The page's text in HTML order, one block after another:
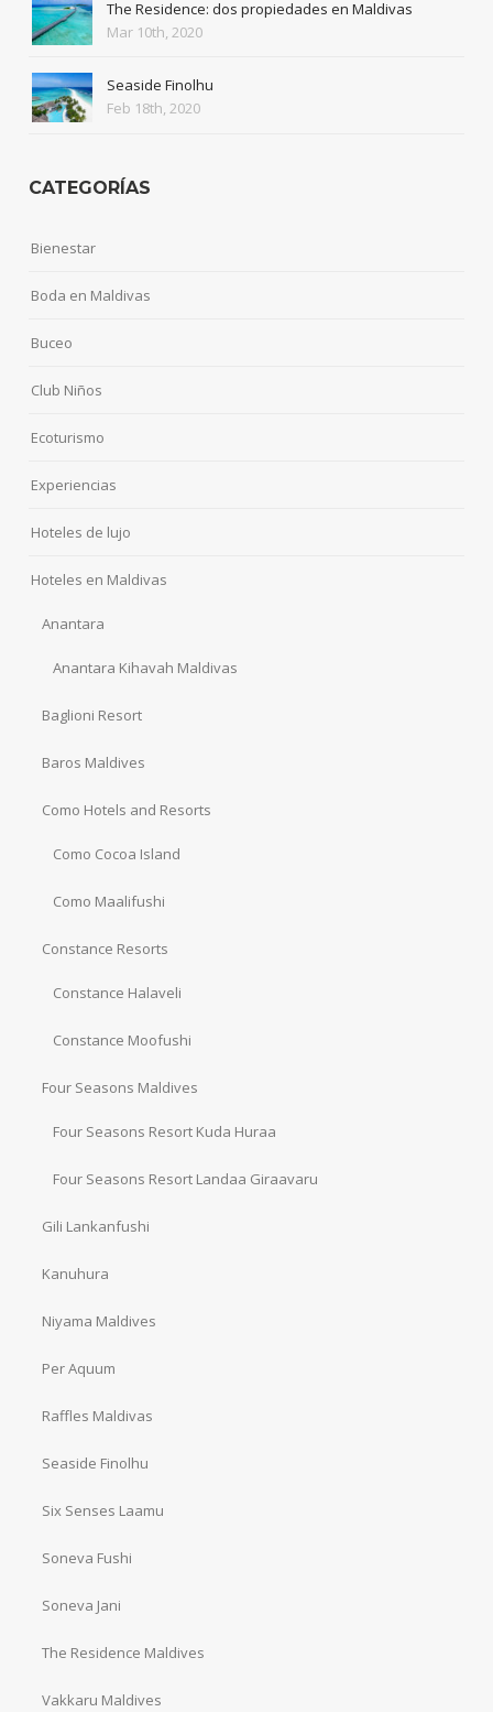
The Residence: dos propiedades en Maldivas
Mar 10th, 2020
Seaside Finolhu
Feb 18th, 2020
CATEGORÍAS
Bienestar
Boda en Maldivas
Buceo
Club Niños
Ecoturismo
Experiencias
Hoteles de lujo
Hoteles en Maldivas
Anantara
Anantara Kihavah Maldivas
Baglioni Resort
Baros Maldives
Como Hotels and Resorts
Como Cocoa Island
Como Maalifushi
Constance Resorts
Constance Halaveli
Constance Moofushi
Four Seasons Maldives
Four Seasons Resort Kuda Huraa
Four Seasons Resort Landaa Giraavaru
Gili Lankanfushi
Kanuhura
Niyama Maldives
Per Aquum
Raffles Maldivas
Seaside Finolhu
Six Senses Laamu
Soneva Fushi
Soneva Jani
The Residence Maldives
Vakkaru Maldives